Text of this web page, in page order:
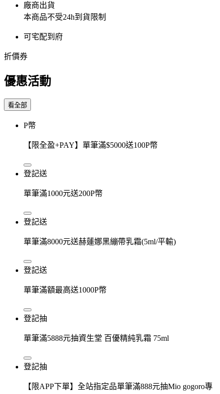
廠商出貨
本商品不受24h到貨限制
可宅配到府
折價券
優惠活動
看全部
P幣
【限全盈+PAY】單筆滿$5000送100P幣
登記送
單筆滿1000元送200P幣
登記送
單筆滿8000元送赫蓮娜黑繃帶乳霜(5ml/平輸)
登記送
單筆滿額最高送1000P幣
登記抽
單筆滿5888元抽資生堂 百優精純乳霜 75ml
登記抽
【限APP下單】全站指定品單筆滿888元抽Mio gogoro專